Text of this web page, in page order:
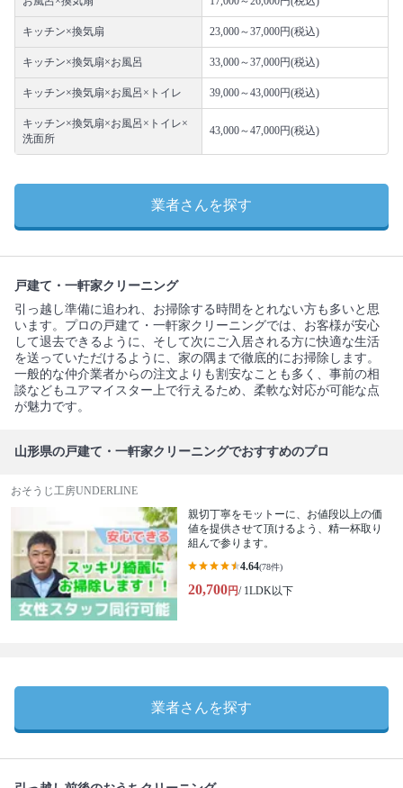
キッチン×換気扇 23,000～37,000円(税込)
キッチン×換気扇×お風呂 33,000～37,000円(税込)
キッチン×換気扇×お風呂×トイレ 39,000～43,000円(税込)
キッチン×換気扇×お風呂×トイレ×
洗面所
43,000～47,000円(税込)
業者さんを探す
戸建て・一軒家クリーニング
引っ越し準備に追われ、お掃除する時間をとれない方も多いと思
います。プロの戸建て・一軒家クリーニングでは、お客様が安心
して退去できるように、そして次にご入居される方に快適な生活
を送っていただけるように、家の隅まで徹底的にお掃除します。
一般的な仲介業者からの注文よりも割安なことも多く、事前の相
談などもユアマイスター上で行えるため、柔軟な対応が可能な点
が魅力です。
山形県の戸建て・一軒家クリーニングでおすすめのプロ
おそうじ工房UNDERLINE
親切丁寧をモットーに、お値段以上の価
値を提供させて頂けるよう、精一杯取り
組んで参ります。
4.64(78件)
20,700円/ 1LDK以下
業者さんを探す